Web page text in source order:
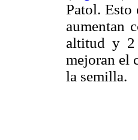
Patol. Esto
aumentan
altitud y 2
mejoran el
la semilla.